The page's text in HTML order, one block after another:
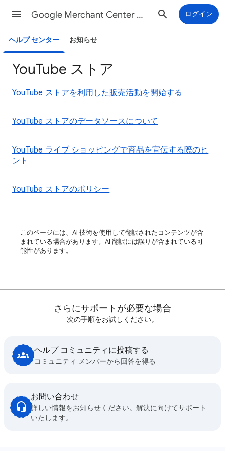
Google Merchant Center ヘルプ ログイン
ヘルプ センター お知らせ
YouTube ストア
YouTube ストアを利用した販売活動を開始する
YouTube ストアのデータソースについて
YouTube ライブ ショッピングで商品を宣伝する際のヒ
ント
YouTube ストアのポリシー
このページには、AI 技術を使用して翻訳されたコンテンツが含
まれている場合があります。AI 翻訳には誤りが含まれている可
能性があります。
さらにサポートが必要な場合
次の手順をお試しください。
ヘルプ コミュニティに投稿する
コミュニティ メンバーから回答を得る
お問い合わせ
詳しい情報をお知らせください。解決に向けてサポート
いたします。